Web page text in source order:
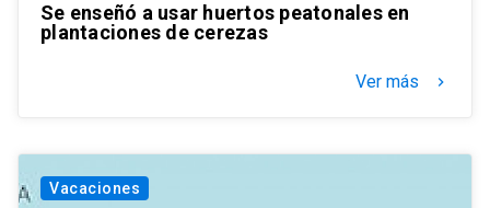
Se enseñó a usar huertos peatonales en
plantaciones de cerezas
Ver más keyboard_arrow_right
Vacaciones